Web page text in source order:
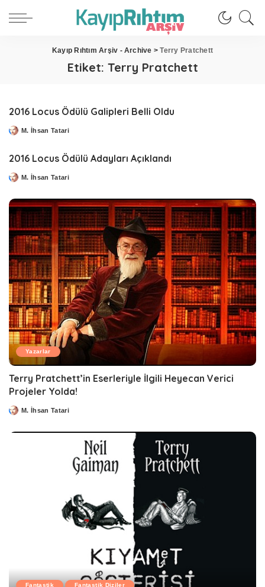
Kayıp Rıhtım Arşiv - Archive >Terry Pratchett
Etiket: Terry Pratchett
2016 Locus Ödülü Galipleri Belli Oldu
PostedM. İhsan Tatari
2016 Locus Ödülü Adayları Açıklandı
PostedM. İhsan Tatari
Yazarlar
Terry Pratchett’in Eserleriyle İlgili Heyecan Verici
Projeler Yolda!
PostedM. İhsan Tatari
Fantastik Fantastik Diziler